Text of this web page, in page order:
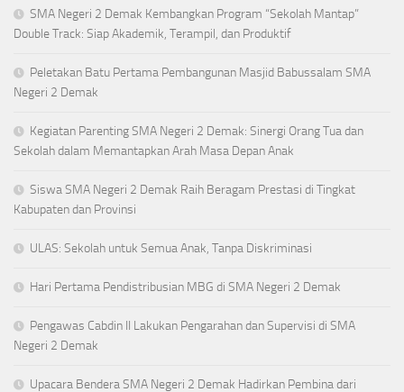
SMA Negeri 2 Demak Kembangkan Program “Sekolah Mantap”
Double Track: Siap Akademik, Terampil, dan Produktif
Peletakan Batu Pertama Pembangunan Masjid Babussalam SMA
Negeri 2 Demak
Kegiatan Parenting SMA Negeri 2 Demak: Sinergi Orang Tua dan
Sekolah dalam Memantapkan Arah Masa Depan Anak
Siswa SMA Negeri 2 Demak Raih Beragam Prestasi di Tingkat
Kabupaten dan Provinsi
ULAS: Sekolah untuk Semua Anak, Tanpa Diskriminasi
Hari Pertama Pendistribusian MBG di SMA Negeri 2 Demak
Pengawas Cabdin II Lakukan Pengarahan dan Supervisi di SMA
Negeri 2 Demak
Upacara Bendera SMA Negeri 2 Demak Hadirkan Pembina dari